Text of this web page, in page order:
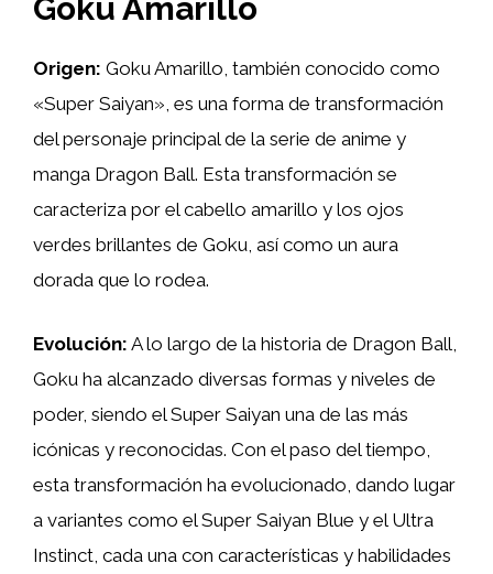
Goku Amarillo
Origen: Goku Amarillo, también conocido como
«Super Saiyan», es una forma de transformación
del personaje principal de la serie de anime y
manga Dragon Ball. Esta transformación se
caracteriza por el cabello amarillo y los ojos
verdes brillantes de Goku, así como un aura
dorada que lo rodea.
Evolución: A lo largo de la historia de Dragon Ball,
Goku ha alcanzado diversas formas y niveles de
poder, siendo el Super Saiyan una de las más
icónicas y reconocidas. Con el paso del tiempo,
esta transformación ha evolucionado, dando lugar
a variantes como el Super Saiyan Blue y el Ultra
Instinct, cada una con características y habilidades